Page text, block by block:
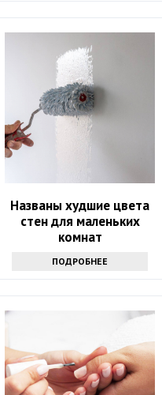
Названы худшие цвета
стен для маленьких
комнат
ПОДРОБНЕЕ